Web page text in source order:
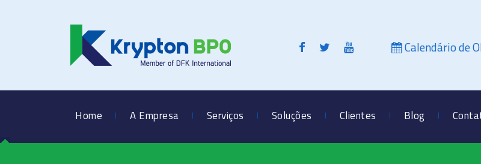
Calendário de
Home A Empresa Serviços Soluções Clientes Blog